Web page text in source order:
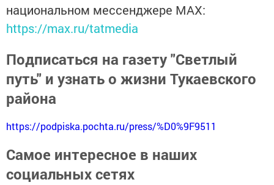
национальном мессенджере MАХ:
https://max.ru/tatmedia
Подписаться на газету "Светлый
путь" и узнать о жизни Тукаевского
района
https://podpiska.pochta.ru/press/%D0%9F9511
Самое интересное в наших
социальных сетях